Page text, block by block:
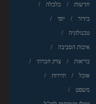
חדשות כלכלה
בידור יופי
טכנולוגיה
איכות הסביבה
בריאות צדק חברתי
אוכל תיירות
משפט